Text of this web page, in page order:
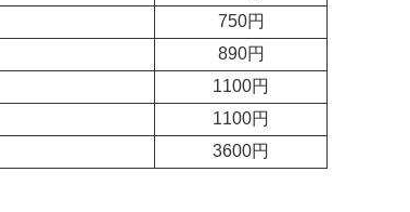
750円
890円
1100円
1100円
3600円